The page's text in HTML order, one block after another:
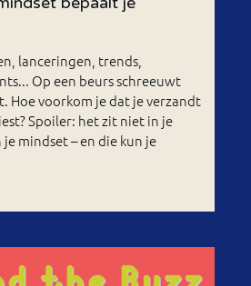
lanceringen, trends,
Op een beurs schreeuwt
Hoe voorkom je dat je verzandt
Spoiler: het zit niet in je
mindset – en die kun je